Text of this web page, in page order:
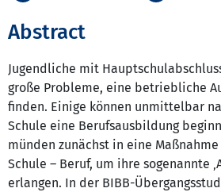
Abstract
Jugendliche mit
große Probleme, eine betriebliche
finden. Einige können unmittelbar
Schule eine Berufsausbildung
münden zunächst in eine
Schule – Beruf, um ihre sogenannte
erlangen. In der BIBB-